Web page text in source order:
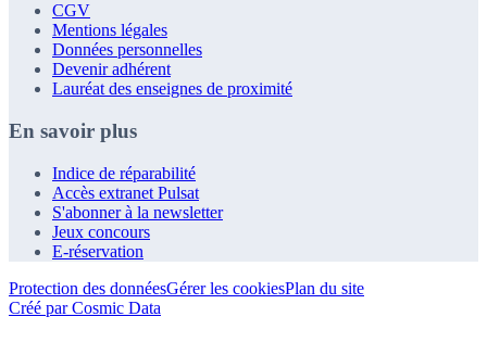
CGV
Mentions légales
Données personnelles
Devenir adhérent
Lauréat des enseignes de proximité
En savoir plus
Indice de réparabilité
Accès extranet Pulsat
S'abonner à la newsletter
Jeux concours
E-réservation
Protection des donnéesGérer les cookiesPlan du site
Créé par Cosmic Data